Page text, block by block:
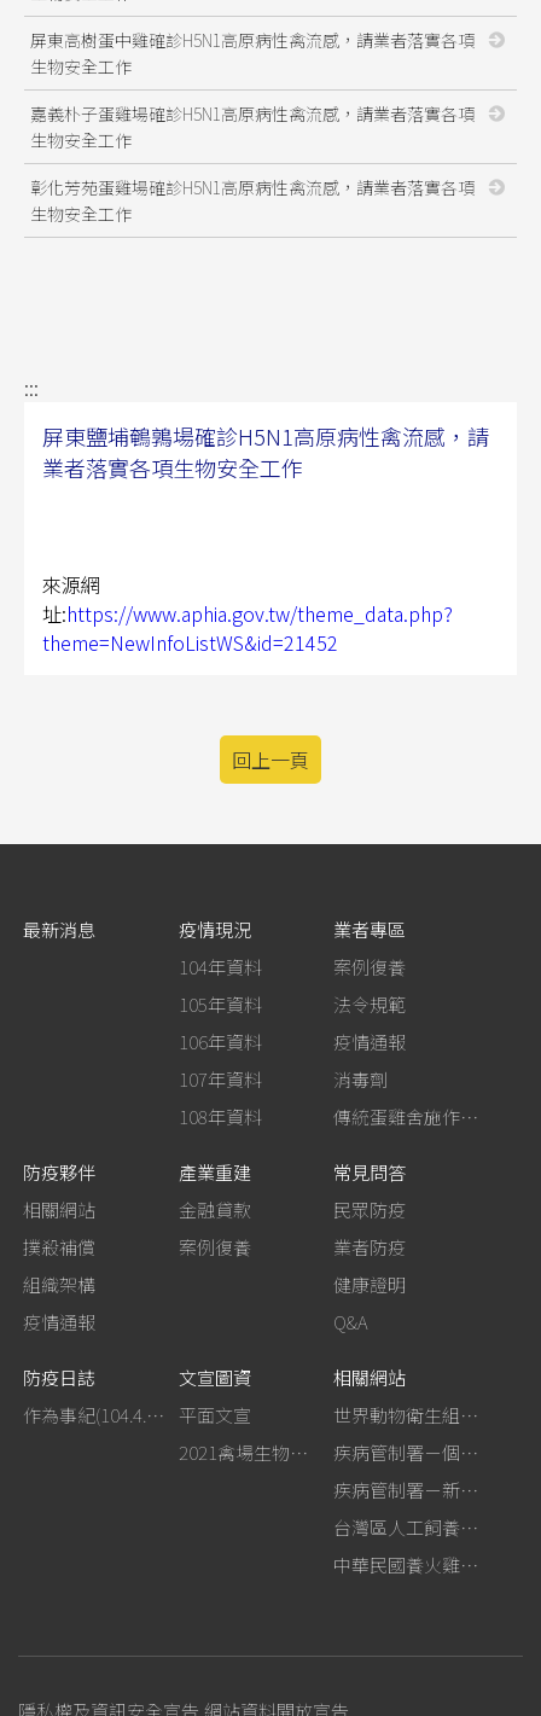
屏東高樹蛋中雞確診H5N1高原病性禽流感，請業者落實各項
生物安全工作
嘉義朴子蛋雞場確診H5N1高原病性禽流感，請業者落實各項
生物安全工作
彰化芳苑蛋雞場確診H5N1高原病性禽流感，請業者落實各項
生物安全工作
:::
屏東鹽埔鵪鶉場確診H5N1高原病性禽流感，請
業者落實各項生物安全工作
來源網
址:https://www.aphia.gov.tw/theme_data.php?
theme=NewInfoListWS&id=21452
回上一頁
最新消息
疫情現況
104年資料
105年資料
106年資料
107年資料
108年資料
業者專區
案例復養
法令規範
疫情通報
消毒劑
傳統蛋雞舍施作生石灰消毒
防疫夥伴
相關網站
撲殺補償
組織架構
疫情通報
產業重建
金融貸款
案例復養
常見問答
民眾防疫
業者防疫
健康證明
Q&A
防疫日誌
作為事紀(104.4.13行政院新聞傳播處彙整)
文宣圖資
平面文宣
2021禽場生物安全手冊
相關網站
世界動物衛生組織－禽流感網站
疾病管制署－個人防護裝備使用建議
疾病管制署－新型A型流感專區
台灣區人工飼養鴕鳥協會
中華民國養火雞協會